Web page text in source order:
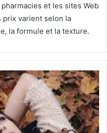
et les sites Web
prix varient selon la
la formule et la texture.